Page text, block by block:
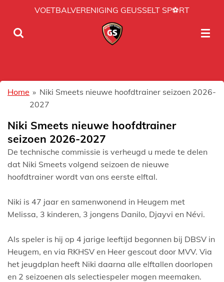
naar
VOETBALVERENIGING GEUSSELT SP⚽RT
Home » Niki Smeets nieuwe hoofdtrainer seizoen 2026-
2027
Niki Smeets nieuwe hoofdtrainer
seizoen 2026-2027
De technische commissie is verheugd u mede te delen
dat Niki Smeets volgend seizoen de nieuwe
hoofdtrainer wordt van ons eerste elftal.
Niki is 47 jaar en samenwonend in Heugem met
Melissa, 3 kinderen, 3 jongens Danilo, Djayvi en Névi.
Als speler is hij op 4 jarige leeftijd begonnen bij DBSV in
Heugem, en via RKHSV en Heer gescout door MVV. Via
het jeugdplan heeft Niki daarna alle elftallen doorlopen
en 2 seizoenen als selectiespeler mogen meemaken.